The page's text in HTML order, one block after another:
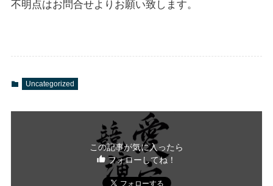
不明点はお問合せよりお願い致します。
Uncategorized
この記事が気に入ったら
フォローしてね！